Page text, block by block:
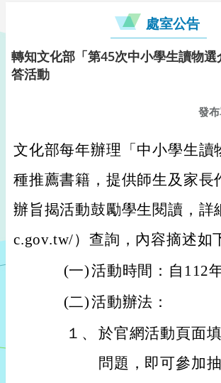
處室公告
轉知文化部「第45次中小學生讀物
答活動
發布
文化部每年辦理「中小學生
種推薦書籍，提供師生及家
辦旨揭活動鼓勵學生閱讀，
c.gov.tw/）查詢，內容摘述如
(一)活動時間：自112
(二)活動辦法：
１、 於官網活動頁面
問題，即可參加